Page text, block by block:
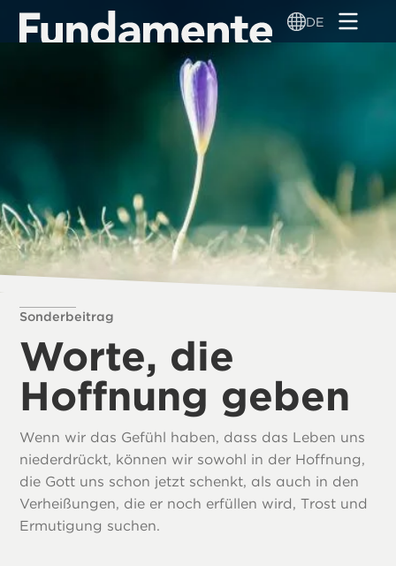
Direkt
zum
DE
Sonderbeitrag
Worte, die
Hoffnung geben
Wenn wir das Gefühl haben, dass das Leben uns
niederdrückt, können wir sowohl in der Hoffnung,
die Gott uns schon jetzt schenkt, als auch in den
Verheißungen, die er noch erfüllen wird, Trost und
Ermutigung suchen.